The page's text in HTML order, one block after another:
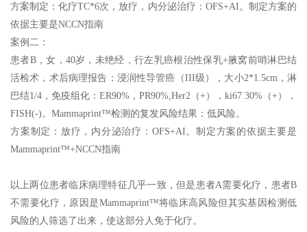
方案制定：化疗TC*6次，放疗，内分泌治疗：OFS+AI。制定方案的
依据主要是NCCN指南
案例二：
患者B，女，40岁，未绝经，行左乳癌根治性保乳+腋窝前哨淋巴结
活检术，术后病理报告：浸润性导管癌（III级），大小2*1.5cm，淋
巴结1/4，免疫组化：ER90%，PR90%,Her2（+），ki67 30%（+），
FISH(-)。Mammaprint™检测的复发风险结果：低风险。
方案制定：放疗，内分泌治疗：OFS+AI。制定方案的依据主要是
Mammaprint™+NCCN指南
以上两位患者临床病理特征几乎一致，但是患者A需要化疗，患者B
不需要化疗，原因是Mammaprint™将临床高风险但其实基因检测低
风险的人筛选了出来，使这部分人免于化疗。